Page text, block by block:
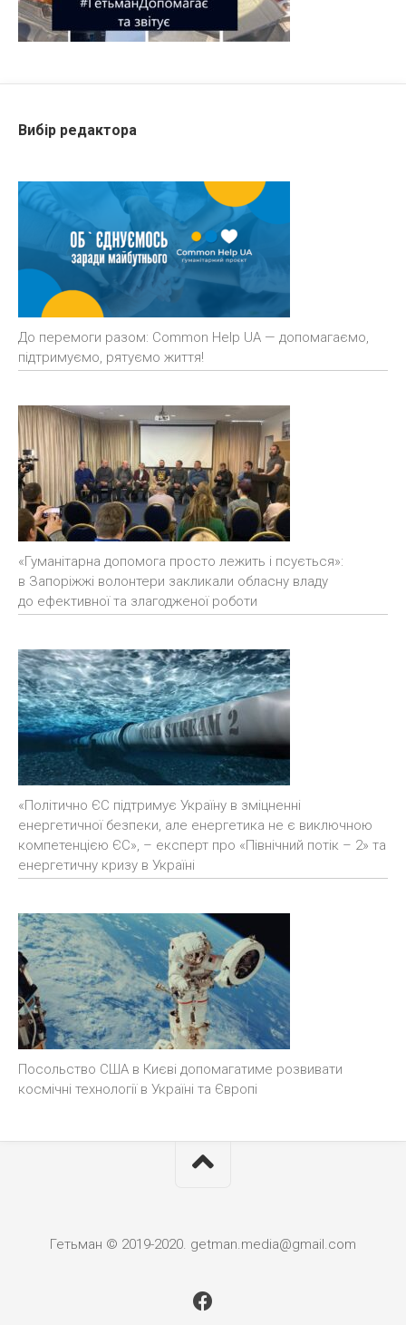
Вибір редактора
До перемоги разом: Common Help UA — допомагаємо,
підтримуємо, рятуємо життя!
«Гуманітарна допомога просто лежить і псується»:
в Запоріжжі волонтери закликали обласну владу
до ефективної та злагодженої роботи
«Політично ЄС підтримує Україну в зміцненні
енергетичної безпеки, але енергетика не є виключною
компетенцією ЄС», – експерт про «Північний потік – 2» та
енергетичну кризу в Україні
Посольство США в Києві допомагатиме розвивати
космічні технології в Україні та Європі
Гетьман © 2019-2020. getman.media@gmail.com